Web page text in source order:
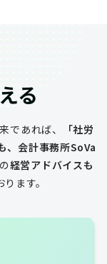
る
であれば、
「社労
、会計事務所SoVa
経営アドバイスも
ます。